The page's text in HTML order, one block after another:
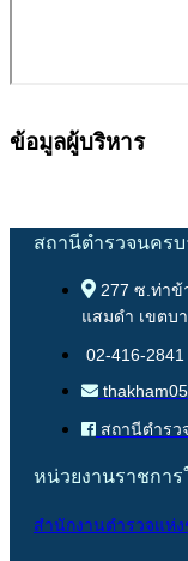
ข้อมูลผู้บริหาร
สถานีตำรวจนคร
277 ซ.ท่าข้
แสมดำ เขตบ
02-416-2841
สถานีตำร
หน่วยงานราชกา
สำนักงานตำรวจแห่